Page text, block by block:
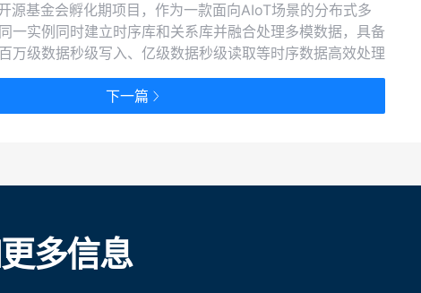
源基金会孵化期项目，作为一款面向AIoT场景的分布式多
一实例同时建立时序库和关系库并融合处理多模数据，具备
万级数据秒级写入、亿级数据秒级读取等时序数据高效处理
、高可用、易运维等特点；广泛应用于物联网、能源电力、
。KWDB开源社区（https://kwdb.atomgit.com）是基于开
（简称“专区”）打造的开源社区。
下一篇
多信息